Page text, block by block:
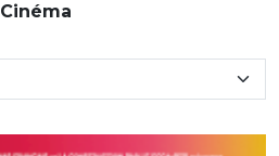
Cinéma